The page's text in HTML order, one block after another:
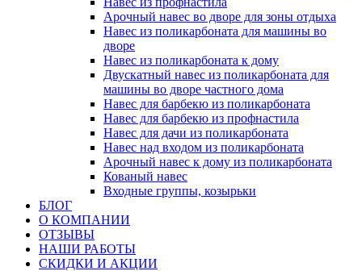
Арочный навес во дворе для зоны отдыха
Навес из поликарбоната для машины во
дворе
Навес из поликарбоната к дому
Двускатный навес из поликарбоната для
машины во дворе частного дома
Навес для барбекю из поликарбоната
Навес для барбекю из профнастила
Навес для дачи из поликарбоната
Навес над входом из поликарбоната
Арочный навес к дому из поликарбоната
Кованый навес
Входные группы, козырьки
БЛОГ
О КОМПАНИИ
ОТЗЫВЫ
НАШИ РАБОТЫ
СКИДКИ И АКЦИИ